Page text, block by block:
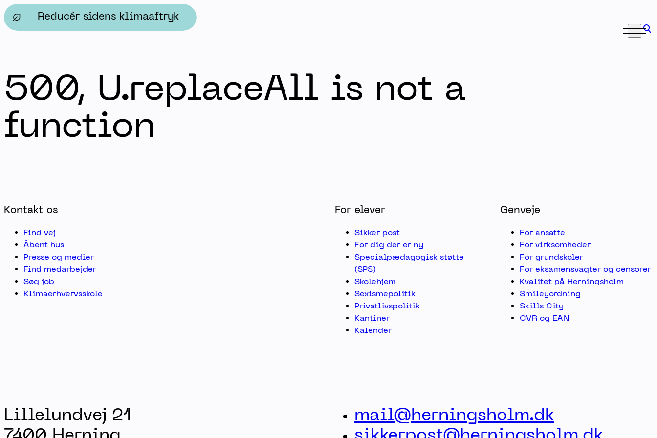
Det personlige lederskab - Herningsholm Erhvervsskole & Gymnasier
Reducér sidens klimaaftryk
500, U.replaceAll is not a
function
Kontakt os
Find vej
Åbent hus
Presse og medier
Find medarbejder
Søg job
Klimaerhvervsskole
For elever
Sikker post
For dig der er ny
Specialpædagogisk støtte
(SPS)
Skolehjem
Sexismepolitik
Privatlivspolitik
Kantiner
Kalender
Genveje
For ansatte
For virksomheder
For grundskoler
For eksamensvagter og censorer
Kvalitet på Herningsholm
Smileyordning
Skills City
CVR og EAN
Lillelundvej 21
mail@herningsholm.dk